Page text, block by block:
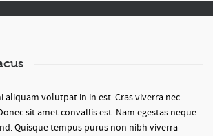
aliquam volutpat in in est. Cras viverra nec
sit amet convallis est. Nam egestas neque
Quisque tempus purus non nibh viverra